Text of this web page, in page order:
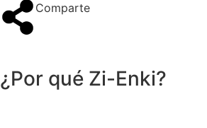
Comparte
¿Por qué Zi-Enki?